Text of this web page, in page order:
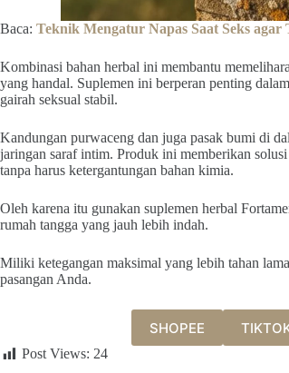
Baca: Teknik Mengatur Napas Saat Seks
Kombinasi bahan herbal ini membantu
yang handal. Suplemen ini berperan penting
gairah seksual stabil.
Kandungan purwaceng dan juga pasak bumi di
jaringan saraf intim. Produk ini memberikan
tanpa harus ketergantungan bahan kimia.
Oleh karena itu gunakan suplemen herbal
rumah tangga yang jauh lebih indah.
Miliki ketegangan maksimal yang lebih tahan
pasangan Anda.
SHOPEE
Post Views: 24